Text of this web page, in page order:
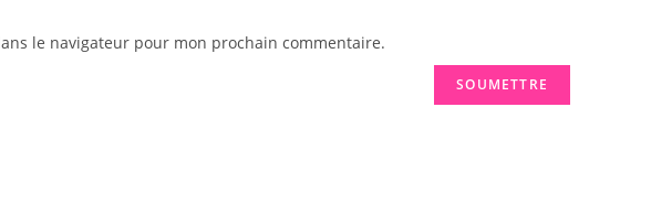
le navigateur pour mon prochain commentaire.